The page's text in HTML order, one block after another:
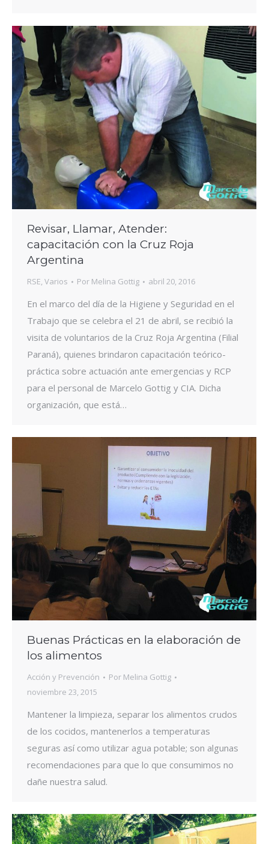
Revisar, Llamar, Atender:
capacitación con la Cruz Roja
Argentina
RSE, Varios Por Melina Gottig abril 20, 2016
En el marco del día de la Higiene y Seguridad en el
Trabajo que se celebra el 21 de abril, se recibió la
visita de voluntarios de la Cruz Roja Argentina (Filial
Paraná), quienes brindaron capacitación teórico-
práctica sobre actuación ante emergencias y RCP
para el personal de Marcelo Gottig y CIA. Dicha
organización, que está…
Buenas Prácticas en la elaboración de
los alimentos
Acción y Prevención Por Melina Gottig
noviembre 23, 2015
Mantener la limpieza, separar los alimentos crudos
de los cocidos, mantenerlos a temperaturas
seguras así como utilizar agua potable; son algunas
recomendaciones para que lo que consumimos no
dañe nuestra salud.